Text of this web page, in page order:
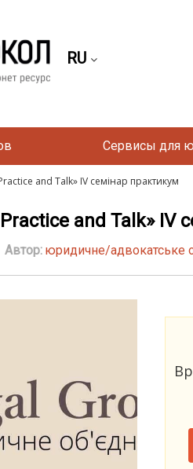
RU
Сервисы для
and Talk» IV семінар практикум
and Talk» IV
Автор: юридичне/адвокатське